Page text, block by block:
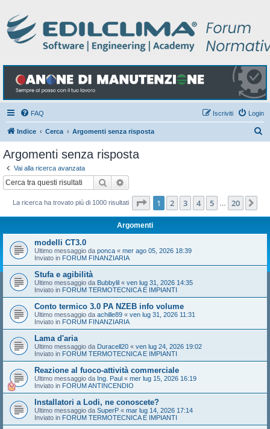
FAQ Login
Iscriviti
Indice Cerca Argomenti senza risposta
Argomenti senza risposta
Vai alla ricerca avanzata
Cerca
La ricerca ha trovato più di 1000 risultati Pagina di 20
1 2 3 4 5 20
Argomenti
modelli CT3.0
Ultimo messaggio da ponca « mer ago 05, 2026 18:39
Inviato in FORUM FINANZIARIA
Stufa e agibilità
Ultimo messaggio da Bubbylil « ven lug 31, 2026 14:35
Inviato in FORUM TERMOTECNICA E IMPIANTI
Conto termico 3.0 PA NZEB info volume
Ultimo messaggio da achille89 « ven lug 31, 2026 11:31
Inviato in FORUM FINANZIARIA
Lama d'aria
Ultimo messaggio da Duracell20 « ven lug 24, 2026 19:02
Inviato in FORUM TERMOTECNICA E IMPIANTI
Reazione al fuoco-attività commerciale
Ultimo messaggio da Ing. Paul « mer lug 15, 2026 16:19
Inviato in FORUM ANTINCENDIO
Installatori a Lodi, ne conoscete?
Ultimo messaggio da SuperP « mar lug 14, 2026 17:14
Inviato in FORUM TERMOTECNICA E IMPIANTI